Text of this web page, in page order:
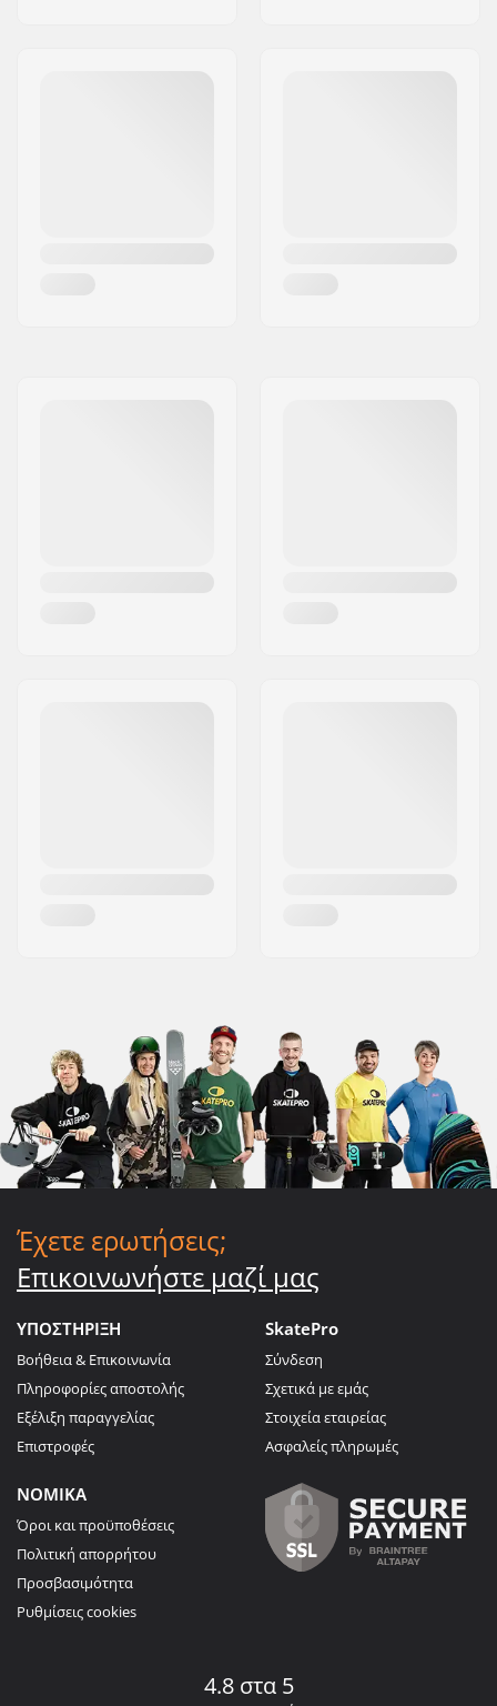
Έχετε ερωτήσεις;
Επικοινωνήστε μαζί μας
ΥΠΟΣΤΗΡΙΞΗ
Βοήθεια & Επικοινωνία
Πληροφορίες αποστολής
Εξέλιξη παραγγελίας
Επιστροφές
SkatePro
Σύνδεση
Σχετικά με εμάς
Στοιχεία εταιρείας
Ασφαλείς πληρωμές
ΝΟΜΙΚΑ
Όροι και προϋποθέσεις
Πολιτική απορρήτου
Προσβασιμότητα
Ρυθμίσεις cookies
4.8 στα 5